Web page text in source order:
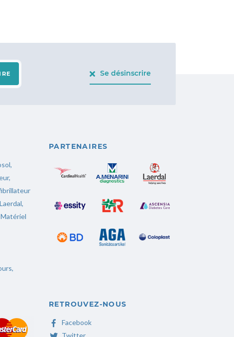
Se désinscrire
,
,
Laerdal,
Matériel
,
PARTENAIRES
RETROUVEZ-NOUS
Facebook
Twitter